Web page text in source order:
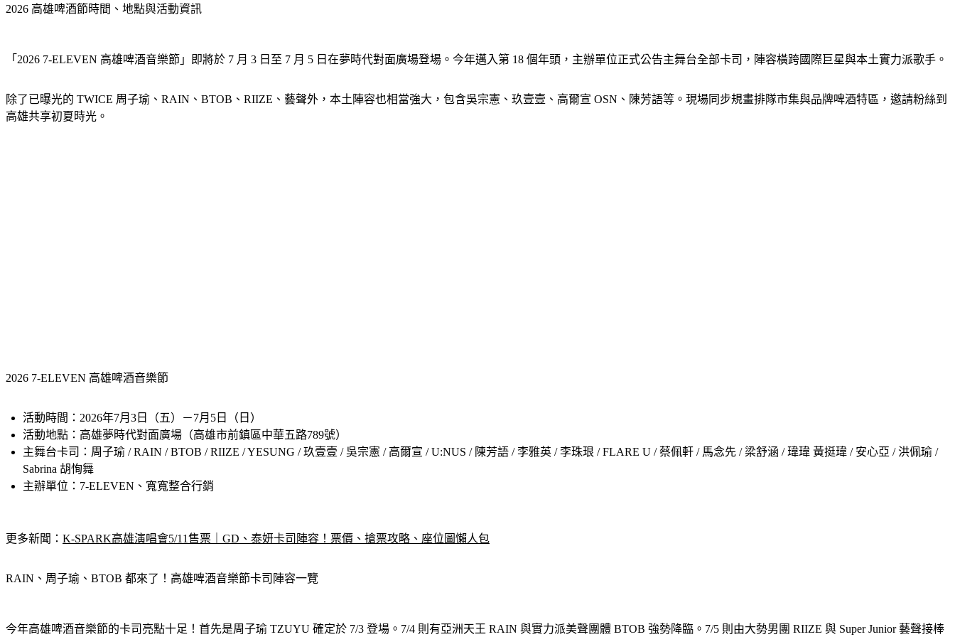
2026 高雄啤酒節時間、地點與活動資訊
「2026 7-ELEVEN 高雄啤酒音樂節」即將於 7 月 3 日至 7 月 5 日在夢時代對面廣場登場。今年邁入第 18 個年頭，主辦單位正式公告主舞台全部卡司，陣容橫跨國際巨星與本土實力派歌手。
除了已曝光的 TWICE 周子瑜、RAIN、BTOB、RIIZE、藝聲外，本土陣容也相當強大，包含吳宗憲、玖壹壹、高爾宣 OSN、陳芳語等。現場同步規畫排隊市集與品牌啤酒特區，邀請粉絲到
高雄共享初夏時光。
2026 7-ELEVEN 高雄啤酒音樂節
活動時間： 2026年7月3日（五）－7月5日（日）
活動地點： 高雄夢時代對面廣場（高雄市前鎮區中華五路789號）
主舞台卡司： 周子瑜 / RAIN / BTOB / RIIZE / YESUNG / 玖壹壹 / 吳宗憲 / 高爾宣 / U:NUS / 陳芳語 / 李雅英 / 李珠珢 / FLARE U / 蔡佩軒 / 馬念先 / 梁舒涵 / 瑋瑋 黃挺瑋 / 安心亞 / 洪佩瑜 /
Sabrina 胡恂舞
主辦單位： 7-ELEVEN、寬寬整合行銷
更多新聞： K-SPARK高雄演唱會5/11售票｜GD、泰妍卡司陣容！票價、搶票攻略、座位圖懶人包
RAIN、周子瑜、BTOB 都來了！高雄啤酒音樂節卡司陣容一覽
今年高雄啤酒音樂節的卡司亮點十足！首先是周子瑜 TZUYU 確定於 7/3 登場。7/4 則有亞洲天王 RAIN 與實力派美聲團體 BTOB 強勢降臨。7/5 則由大勢男團 RIIZE 與 Super Junior 藝聲接棒